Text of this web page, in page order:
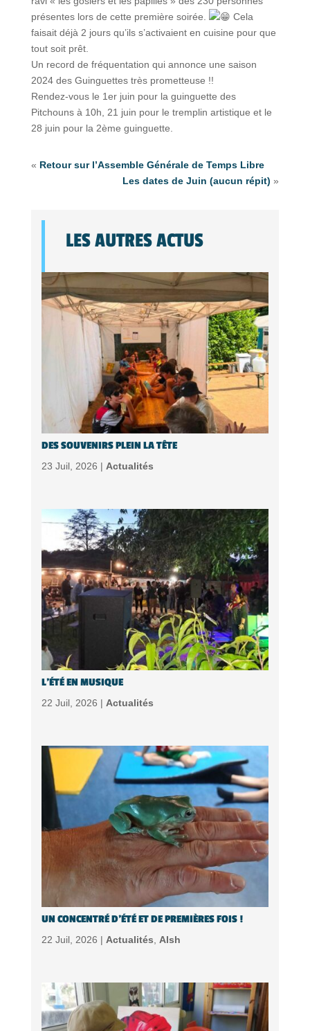
présentes lors de cette première soirée.
Cela
faisait déjà 2 jours qu’ils s’activaient en cuisine pour que
tout soit prêt.
Un record de fréquentation qui annonce une saison
2024 des Guinguettes très prometteuse !!
Rendez-vous le 1er juin pour la guinguette des
Pitchouns à 10h, 21 juin pour le tremplin artistique et le
28 juin pour la 2ème guinguette.
« Retour sur l’Assemble Générale de Temps Libre
Les dates de Juin (aucun répit) »
LES AUTRES ACTUS
DES SOUVENIRS PLEIN LA TÊTE
23 Juil, 2026 | Actualités
L’ÉTÉ EN MUSIQUE
22 Juil, 2026 | Actualités
UN CONCENTRÉ D’ÉTÉ ET DE PREMIÈRES FOIS !
22 Juil, 2026 | Actualités, Alsh